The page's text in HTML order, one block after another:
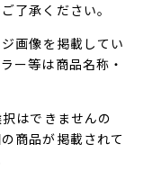
了承ください。
画像を掲載してい
ー等は商品名称・
はできませんの
商品が掲載されて